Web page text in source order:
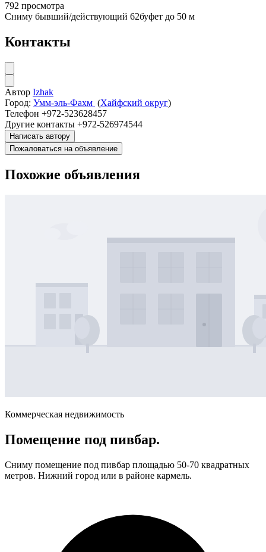
792 просмотра
Сниму бывший/действующий 62буфет до 50 м
Контакты
Автор Izhak
Город: Умм-эль-Фахм (Хайфский округ)
Телефон +972-523628457
Другие контакты +972-526974544
Написать автору
Пожаловаться на объявление
Похожие объявления
Коммерческая недвижимость
Помещение под пивбар.
Сниму помещение под пивбар площадью 50-70 квадратных
метров. Нижний город или в районе кармель.